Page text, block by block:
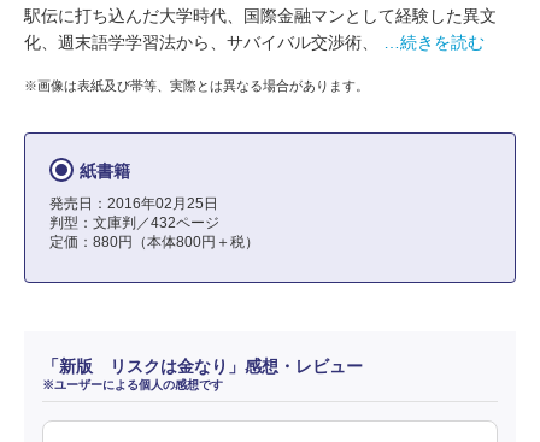
駅伝に打ち込んだ大学時代、国際金融マンとして経験した異文
化、週末語学学習法から、サバイバル交渉術、
…続きを読む
※画像は表紙及び帯等、実際とは異なる場合があります。
紙書籍
発売日：2016年02月25日
判型：文庫判／432ページ
定価：880円（本体800円＋税）
「新版 リスクは金なり」感想・レビュー
※ユーザーによる個人の感想です